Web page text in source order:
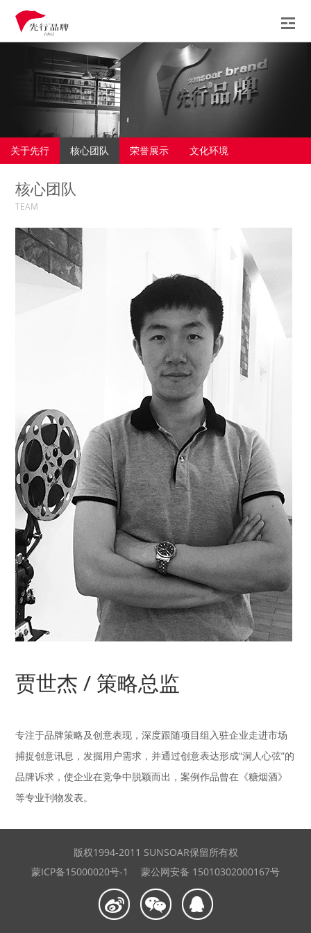
观点
联系
关于先行 核心团队 荣誉展示 文化环境
核心团队
TEAM
贾世杰 / 策略总监
专注于品牌策略及创意表现，深度跟随项目组入驻企业走进市场
捕捉创意讯息，发掘用户需求，并通过创意表达形成“洞人心弦”的
品牌诉求，使企业在竞争中脱颖而出，案例作品曾在《糖烟酒》
等专业刊物发表。
版权1994-2011 SUNSOAR保留所有权
蒙ICP备15000020号-1
蒙公网安备 15010302000167号